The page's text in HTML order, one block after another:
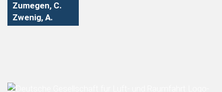
Zumegen, C.
Zwenig, A.